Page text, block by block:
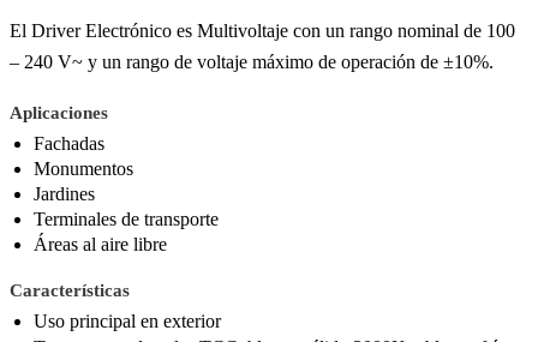
El Driver Electrónico es Multivoltaje con un rango nominal de 100
– 240 V~ y un rango de voltaje máximo de operación de ±10%.
Aplicaciones
Fachadas
Monumentos
Jardines
Terminales de transporte
Áreas al aire libre
Características
Uso principal en exterior